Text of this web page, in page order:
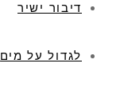
דיבור ישיר
לגדול על מים